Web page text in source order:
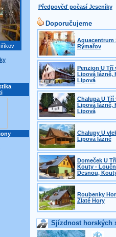
Předpověď počasí Jeseníky
Doporučujeme
Aquacentrum
Rýmařov
Penzion U Tří
Lipová lázně,
Lipová
Chalupa U Tří
Lipová lázně,
Lipová
Chalupy U
Lipová lázně
Domeček U
Kouty -
Desnou,
Roubenky
Zlaté Hory
Sjízdnost horských